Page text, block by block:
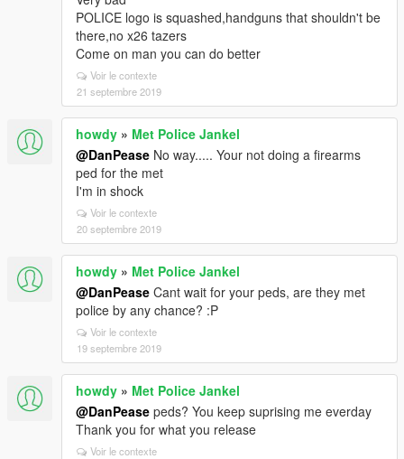
POLICE logo is squashed,handguns that shouldn't be
there,no x26 tazers
Come on man you can do better
Voir le contexte
21 septembre 2019
howdy » Met Police Jankel
@DanPease No way..... Your not doing a firearms
ped for the met
I'm in shock
Voir le contexte
20 septembre 2019
howdy » Met Police Jankel
@DanPease Cant wait for your peds, are they met
police by any chance? :P
Voir le contexte
19 septembre 2019
howdy » Met Police Jankel
@DanPease peds? You keep suprising me everday
Thank you for what you release
Voir le contexte